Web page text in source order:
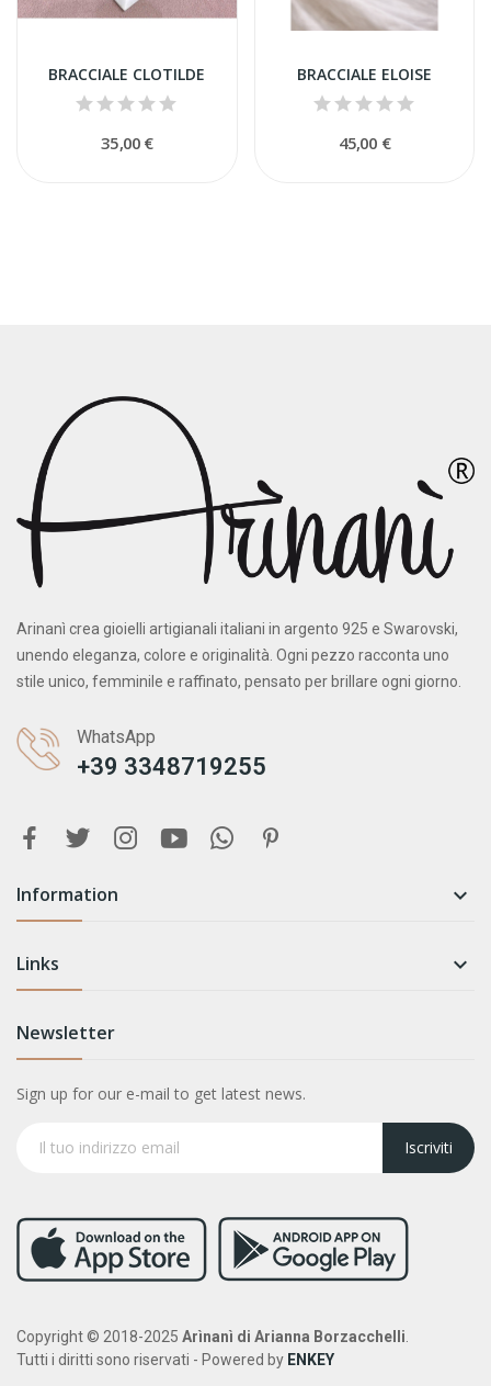
BRACCIALE CLOTILDE
35,00 €
BRACCIALE ELOISE
45,00 €
Arinanì crea gioielli artigianali italiani in argento 925 e Swarovski,
unendo eleganza, colore e originalità. Ogni pezzo racconta uno
stile unico, femminile e raffinato, pensato per brillare ogni giorno.
WhatsApp
+39 3348719255
Information 
Links 
Newsletter
Sign up for our e-mail to get latest news.
Iscriviti
Copyright © 2018-2025 Arìnanì di Arianna Borzacchelli
Tutti i diritti sono riservati - Powered by ENKEY